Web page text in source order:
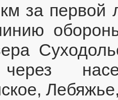
за первой